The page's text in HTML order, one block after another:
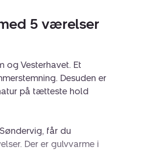
5 værelser
og Vesterhavet. Et
Desuden er
på tætteste hold
får du
Der er gulvvarme i